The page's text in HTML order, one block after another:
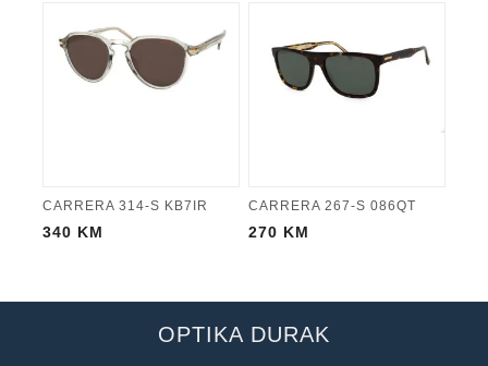
CARRERA 314-S KB7IR
340 KM
CARRERA 267-S 086QT
270 KM
OPTIKA DURAK